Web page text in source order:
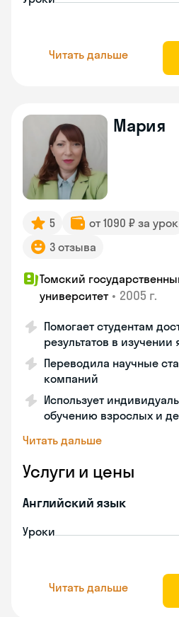
Читать дальше
Мария
5 от 1090 ₽ за урок
3 отзыва
Томский
университет • 2005 г.
Помогает студентам
результатов в изучении
Переводила научные
компаний
Использует
обучению взрослых и
Читать дальше
Услуги и цены
Английский язык
Уроки
Читать дальше